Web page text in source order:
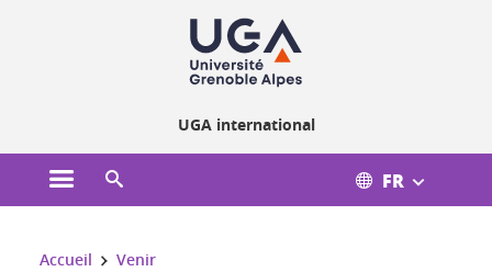
UGA international
Ouvrir le menu principal FR
Vous êtes ici :
Accueil Venir